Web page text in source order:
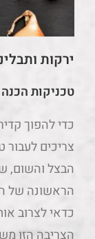
ירקות
טכניקות
כדי להפוך
צריכים לעבור
הבצל והשום,
הראשונה של
כדאי לצרוב
הצריבה הזו